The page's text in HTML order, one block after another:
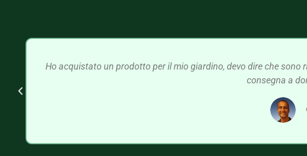
Ho acquistato un prodotto per il mio giardino, devo dire che
consegna a